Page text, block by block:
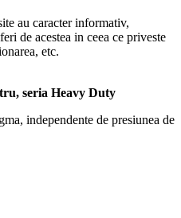
au caracter informativ,
de acestea in ceea ce priveste
etc.
seria Heavy Duty
independente de presiunea de